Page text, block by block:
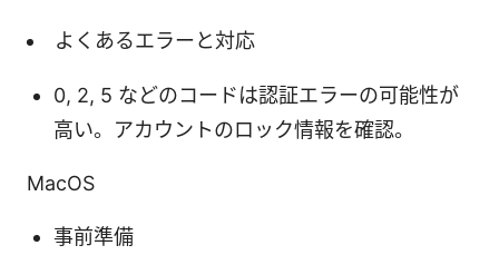
よくあるエラーと対応
0, 2, 5 などのコードは認証エラーの可能性が
高い。アカウントのロック情報を確認。
MacOS
事前準備